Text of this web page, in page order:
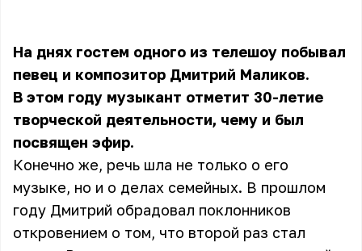
На днях гостем одного из телешоу побывал
певец и композитор Дмитрий Маликов.
В этом году музыкант отметит 30-летие
творческой деятельности, чему и был
посвящен эфир.
Конечно же, речь шла не только о его
музыке, но и о делах семейных. В прошлом
году Дмитрий обрадовал поклонников
откровением о том, что второй раз стал